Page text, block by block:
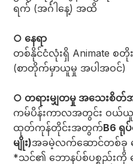
ရက် (အင်္ဂါနေ့) အထိ
○ နေရာ
တစ်နိုင်ငံလုံးရှိ Animate စတိုး
(စာတိုက်မှာယူမှု အပါအဝင်)
○ တရားမျှတမှု အသေးစိတ်
ကမ်ပိန်းကာလအတွင်း ဝယ်ယူ
ထုတ်ကုန်တိုင်းအတွက်B6 ရု
မျိုး)အခမဲ့လက်ဆောင်တစ်ခု ပ
*သင်၏ ဘောနပ်စ်ပစ္စည်းကို ရွ